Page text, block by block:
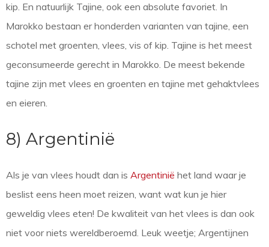
kip. En natuurlijk Tajine, ook een absolute favoriet. In
Marokko bestaan er honderden varianten van tajine, een
schotel met groenten, vlees, vis of kip. Tajine is het meest
geconsumeerde gerecht in Marokko. De meest bekende
tajine zijn met vlees en groenten en tajine met gehaktvlees
en eieren.
8) Argentinië
Als je van vlees houdt dan is Argentinië het land waar je
beslist eens heen moet reizen, want wat kun je hier
geweldig vlees eten! De kwaliteit van het vlees is dan ook
niet voor niets wereldberoemd. Leuk weetje; Argentijnen